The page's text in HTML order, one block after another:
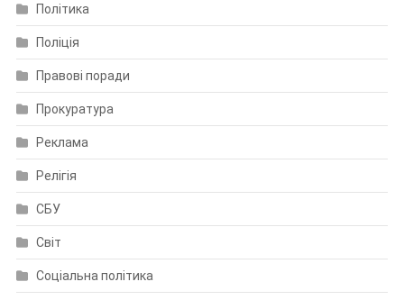
Політика
Поліція
Правові поради
Прокуратура
Реклама
Релігія
СБУ
Світ
Соціальна політика